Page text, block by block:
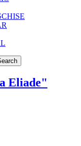
Eliade"